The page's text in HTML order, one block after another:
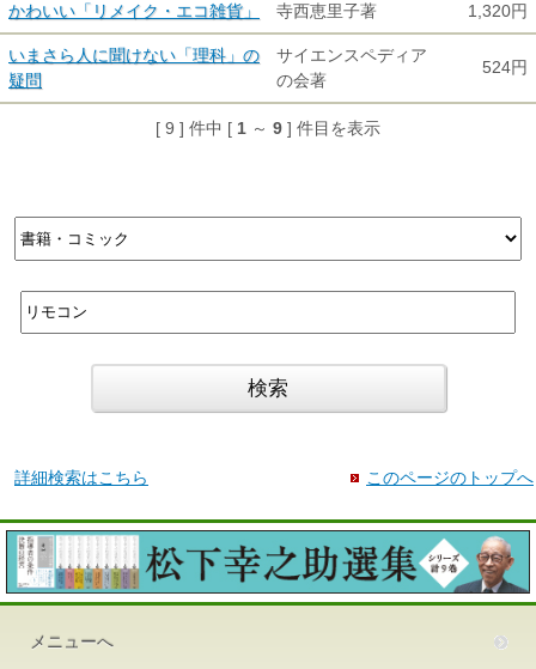
かわいい「リメイク・エコ雑貨」 寺西恵里子著 1,320円
いまさら人に聞けない「理科」の
疑問
サイエンスペディア
の会著
524円
[ 9 ] 件中 [ 1 ～ 9 ] 件目を表示
詳細検索はこちら このページのトップへ
メニューへ